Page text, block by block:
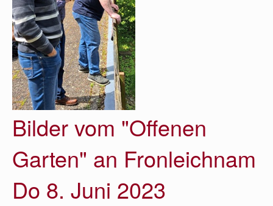
Bilder vom "Offenen
Garten" an Fronleichnam
Do 8. Juni 2023